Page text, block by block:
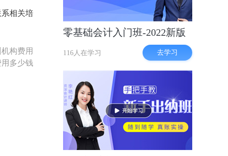
相关培
构费用
多少钱
零基础会计入门班-2022新版
116人在学习 去学习